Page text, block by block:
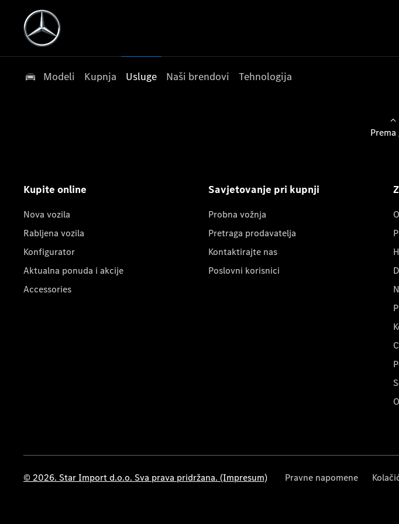
Modeli Kupnja Usluge Naši brendovi Tehnologija
Prema
Kupite online
Nova vozila
Rabljena vozila
Konfigurator
Aktualna ponuda i akcije
Accessories
Savjetovanje pri kupnji
Probna vožnja
Pretraga prodavatelja
Kontaktirajte nas
Poslovni korisnici
© 2026. Star Import d.o.o. Sva prava pridržana. (Impresum) Pravne napomene